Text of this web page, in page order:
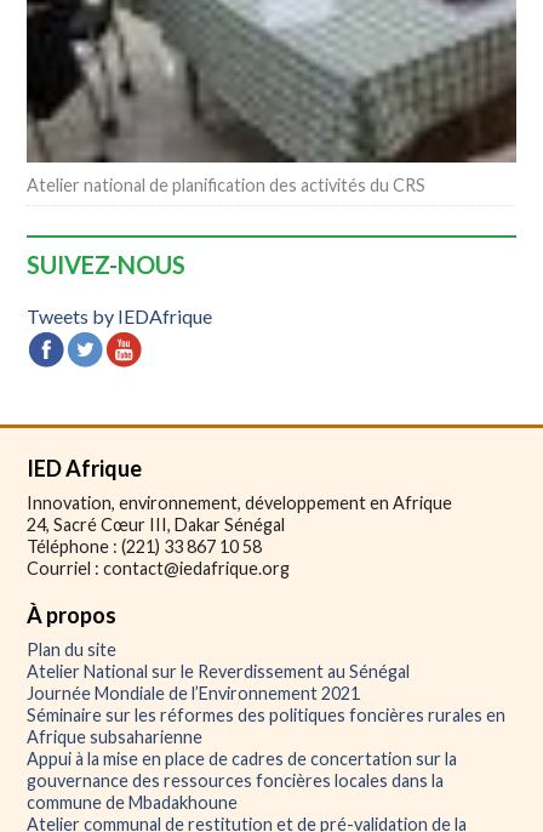
Atelier national de planification des activités du CRS
SUIVEZ-NOUS
Tweets by IEDAfrique
IED Afrique
Innovation, environnement, développement en Afrique
24, Sacré Cœur III, Dakar Sénégal
Téléphone : (221) 33 867 10 58
Courriel : contact@iedafrique.org
À propos
Plan du site
Atelier National sur le Reverdissement au Sénégal
Journée Mondiale de l’Environnement 2021
Séminaire sur les réformes des politiques foncières rurales en
Afrique subsaharienne
Appui à la mise en place de cadres de concertation sur la
gouvernance des ressources foncières locales dans la
commune de Mbadakhoune
Atelier communal de restitution et de pré-validation de la